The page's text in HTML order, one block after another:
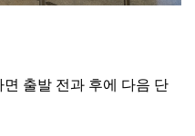
출발 전과 후에 다음 단